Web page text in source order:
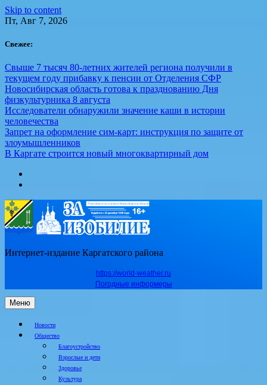
Skip to content
Пт, Авг 7, 2026
Свежее:
Свыше 7 тысяч 80-летних жителей региона получили в
текущем году прибавку к пенсии от Отделения СФР
Новосибирская область готова к празднованию Дня
физкультурника 8 августа
Исследователи обнаружили значение каши в истории
человечества
Запрет на оформление сим-карт: инструкция по защите от
злоумышленников
В Каргате строится новый многоквартирный дом
Интернет-издание Каргатского района
https://world-weather.ru
Погодные информеры
Меню
Новости
Общество
Благоустройство
Взрослые и дети
Здоровье
Культура